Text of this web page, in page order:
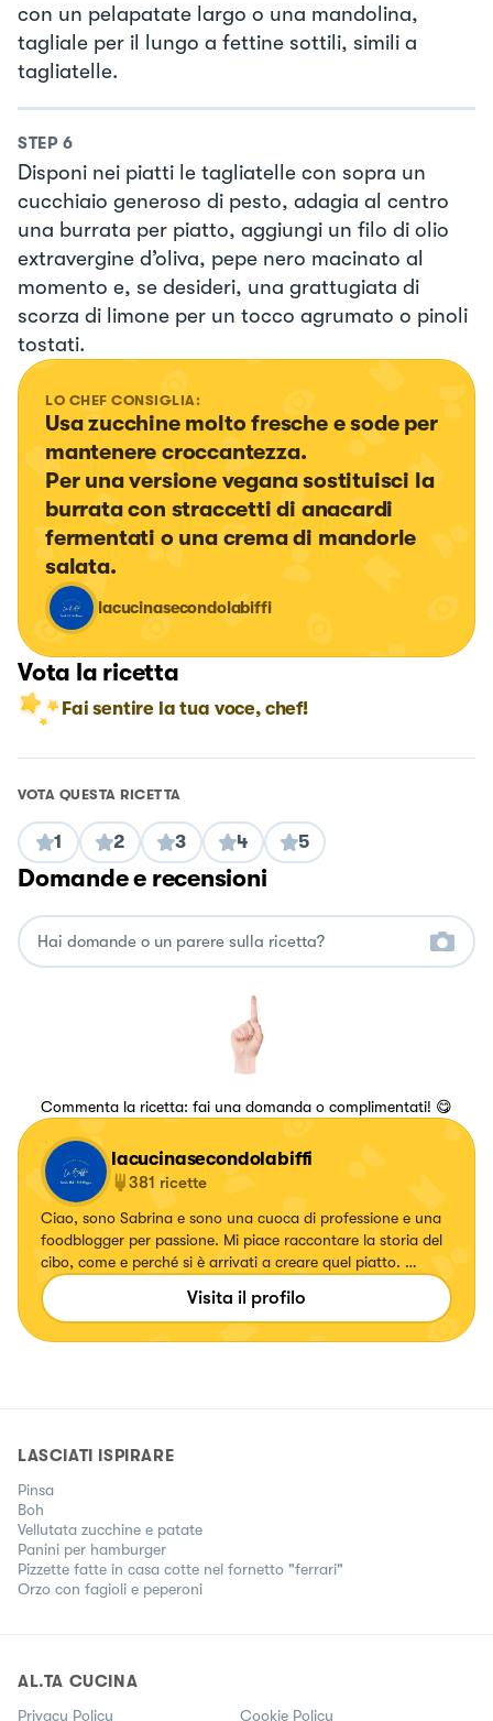
con un pelapatate largo o una mandolina,
tagliale per il lungo a fettine sottili, simili a
tagliatelle.
STEP 6
Disponi nei piatti le tagliatelle con sopra un
cucchiaio generoso di pesto, adagia al centro
una burrata per piatto, aggiungi un filo di olio
extravergine d’oliva, pepe nero macinato al
momento e, se desideri, una grattugiata di
scorza di limone per un tocco agrumato o pinoli
tostati.
LO CHEF CONSIGLIA:
Usa zucchine molto fresche e sode per
mantenere croccantezza.
Per una versione vegana sostituisci la
burrata con straccetti di anacardi
fermentati o una crema di mandorle
salata.
lacucinasecondolabiffi
Vota la ricetta
Fai sentire la tua voce, chef!
VOTA QUESTA RICETTA
1 2 3 4 5
Domande e recensioni
Commenta la ricetta: fai una domanda o complimentati! 😋
lacucinasecondolabiffi
381 ricette
Ciao, sono Sabrina e sono una cuoca di professione e una
foodblogger per passione. Mi piace raccontare la storia del
cibo, come e perché si è arrivati a creare quel piatto. 👩🏻‍🍳
❤️
Visita il profilo
LASCIATI ISPIRARE
Pinsa
Boh
Vellutata zucchine e patate
Panini per hamburger
Pizzette fatte in casa cotte nel fornetto "ferrari"
Orzo con fagioli e peperoni
AL.TA CUCINA
Privacy Policy Cookie Policy